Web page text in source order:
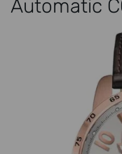
Automatic